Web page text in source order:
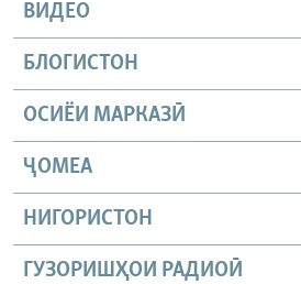
ВИДЕО
БЛОГИСТОН
ОСИЁИ МАРКАЗӢ
ҶОМEА
НИГОРИСТОН
ГУЗОРИШҲОИ РАДИОӢ